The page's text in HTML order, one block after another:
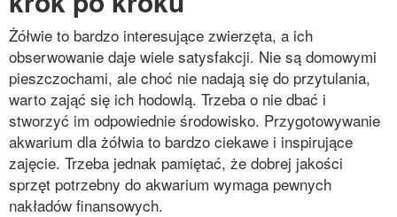
Żółwie to bardzo interesujące zwierzęta, a ich
obserwowanie daje wiele satysfakcji. Nie są domowymi
pieszczochami, ale choć nie nadają się do przytulania,
warto zająć się ich hodowlą. Trzeba o nie dbać i
stworzyć im odpowiednie środowisko. Przygotowywanie
akwarium dla żółwia to bardzo ciekawe i inspirujące
zajęcie. Trzeba jednak pamiętać, że dobrej jakości
sprzęt potrzebny do akwarium wymaga pewnych
nakładów finansowych.